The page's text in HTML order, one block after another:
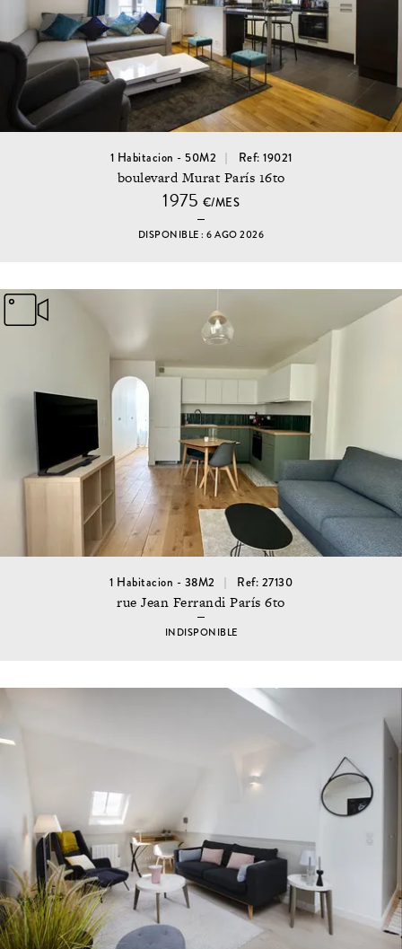
1 Habitacion - 50M2 Ref: 19021
boulevard Murat París 16to
1975 €/MES
DISPONIBLE : 6 AGO 2026
1 Habitacion - 38M2 Ref: 27130
rue Jean Ferrandi París 6to
INDISPONIBLE